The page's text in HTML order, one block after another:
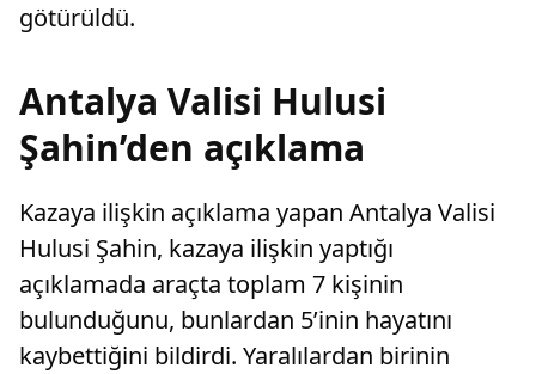
götürüldü.
Antalya Valisi Hulusi
Şahin’den açıklama
Kazaya ilişkin açıklama yapan Antalya Valisi
Hulusi Şahin, kazaya ilişkin yaptığı
açıklamada araçta toplam 7 kişinin
bulunduğunu, bunlardan 5’inin hayatını
kaybettiğini bildirdi. Yaralılardan birinin